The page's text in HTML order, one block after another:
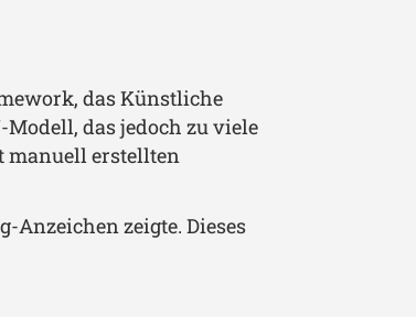
das Künstliche
das jedoch zu viele
manuell erstellten
zeigte. Dieses